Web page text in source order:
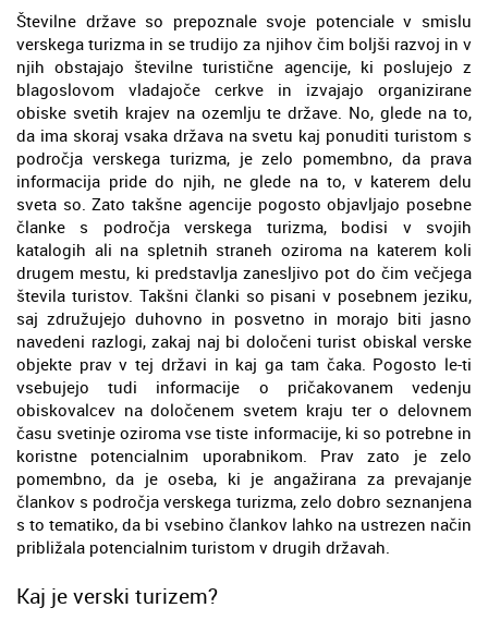
Številne države so prepoznale svoje potenciale v smislu
verskega turizma in se trudijo za njihov čim boljši razvoj in v
njih obstajajo številne turistične agencije, ki poslujejo z
blagoslovom vladajoče cerkve in izvajajo organizirane
obiske svetih krajev na ozemlju te države. No, glede na to,
da ima skoraj vsaka država na svetu kaj ponuditi turistom s
področja verskega turizma, je zelo pomembno, da prava
informacija pride do njih, ne glede na to, v katerem delu
sveta so. Zato takšne agencije pogosto objavljajo posebne
članke s področja verskega turizma, bodisi v svojih
katalogih ali na spletnih straneh oziroma na katerem koli
drugem mestu, ki predstavlja zanesljivo pot do čim večjega
števila turistov. Takšni članki so pisani v posebnem jeziku,
saj združujejo duhovno in posvetno in morajo biti jasno
navedeni razlogi, zakaj naj bi določeni turist obiskal verske
objekte prav v tej državi in kaj ga tam čaka. Pogosto le-ti
vsebujejo tudi informacije o pričakovanem vedenju
obiskovalcev na določenem svetem kraju ter o delovnem
času svetinje oziroma vse tiste informacije, ki so potrebne in
koristne potencialnim uporabnikom. Prav zato je zelo
pomembno, da je oseba, ki je angažirana za prevajanje
člankov s področja verskega turizma, zelo dobro seznanjena
s to tematiko, da bi vsebino člankov lahko na ustrezen način
približala potencialnim turistom v drugih državah.
Kaj je verski turizem?